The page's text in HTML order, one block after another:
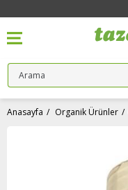
Anasayfa Organik Ürünler